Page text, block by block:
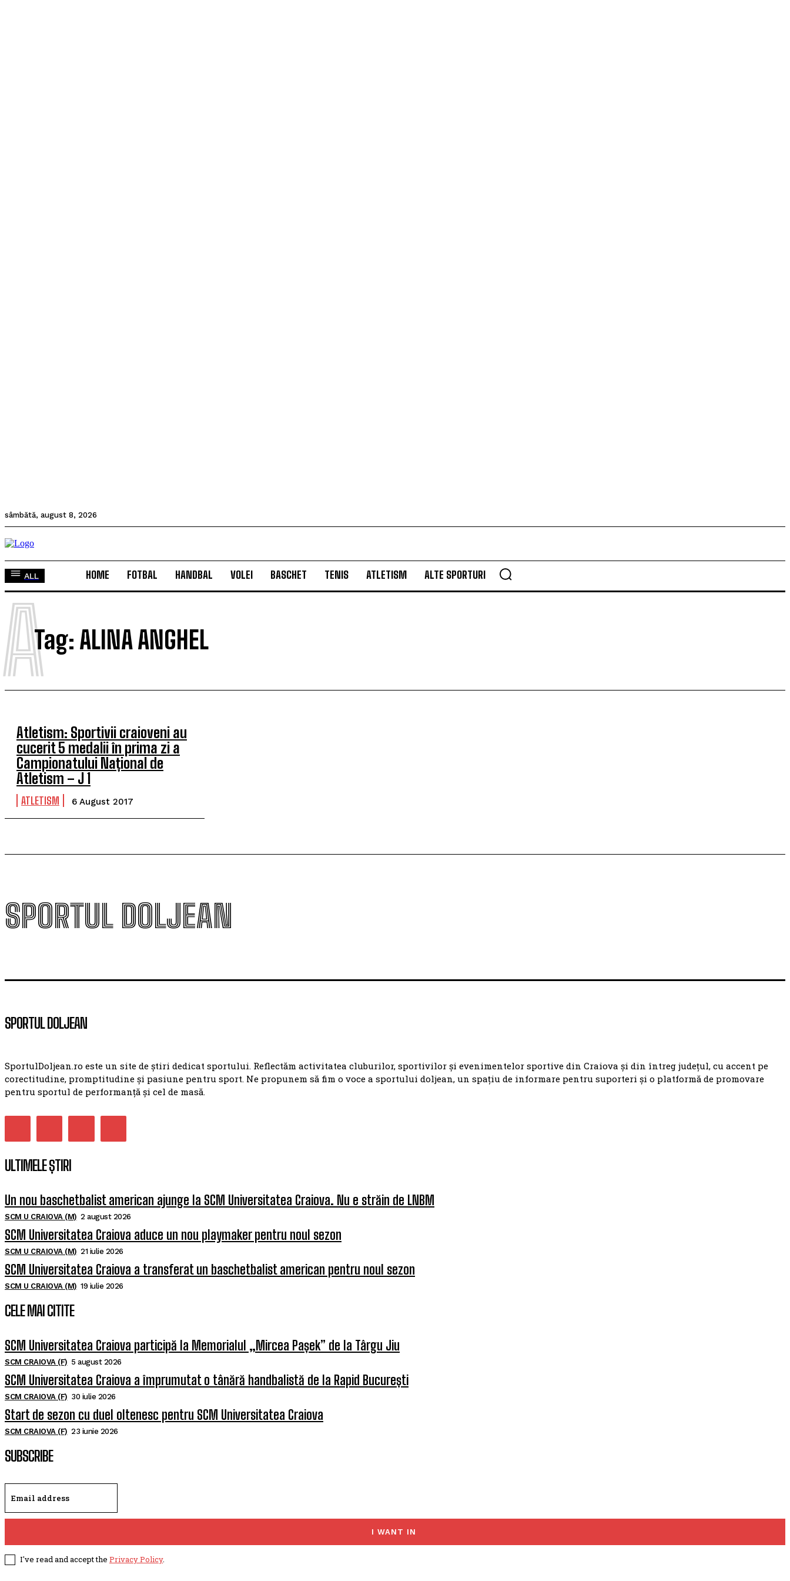
sâmbătă, august 8, 2026
ALL HOME FOTBAL HANDBAL VOLEI BASCHET TENIS ATLETISM ALTE SPORTURI
Tag: ALINA ANGHEL
A
Atletism: Sportivii craioveni au
cucerit 5 medalii în prima zi a
Campionatului Național de
Atletism – J 1
ATLETISM 6 August 2017
SPORTUL DOLJEAN
SPORTUL DOLJEAN
SportulDoljean.ro este un site de știri dedicat sportului. Reflectăm activitatea cluburilor, sportivilor și evenimentelor sportive din Craiova și din întreg județul, cu accent pe
corectitudine, promptitudine și pasiune pentru sport. Ne propunem să fim o voce a sportului doljean, un spațiu de informare pentru suporteri și o platformă de promovare
pentru sportul de performanță și cel de masă.
ULTIMELE ȘTIRI
Un nou baschetbalist american ajunge la SCM Universitatea Craiova. Nu e străin de LNBM
SCM U CRAIOVA (M) 2 august 2026
SCM Universitatea Craiova aduce un nou playmaker pentru noul sezon
SCM U CRAIOVA (M) 21 iulie 2026
SCM Universitatea Craiova a transferat un baschetbalist american pentru noul sezon
SCM U CRAIOVA (M) 19 iulie 2026
CELE MAI CITITE
SCM Universitatea Craiova participă la Memorialul „Mircea Pașek” de la Târgu Jiu
SCM CRAIOVA (F) 5 august 2026
SCM Universitatea Craiova a împrumutat o tânără handbalistă de la Rapid București
SCM CRAIOVA (F) 30 iulie 2026
Start de sezon cu duel oltenesc pentru SCM Universitatea Craiova
SCM CRAIOVA (F) 23 iunie 2026
SUBSCRIBE
I WANT IN
I've read and accept the Privacy Policy.